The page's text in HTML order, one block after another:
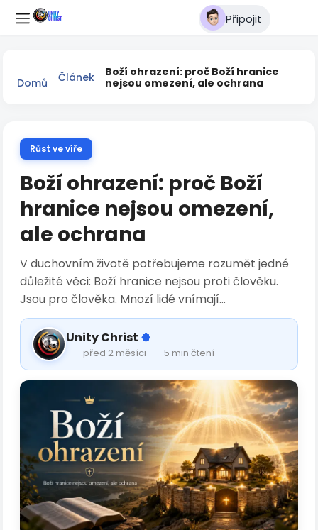
Připojit
Domů Článek
Boží ohrazení: proč Boží hranice
nejsou omezení, ale ochrana
Růst ve víře
Boží ohrazení: proč Boží
hranice nejsou omezení,
ale ochrana
V duchovním životě potřebujeme rozumět jedné
důležité věci: Boží hranice nejsou proti člověku.
Jsou pro člověka. Mnozí lidé vnímají...
Unity Christ
před 2 měsíci 5 min čtení